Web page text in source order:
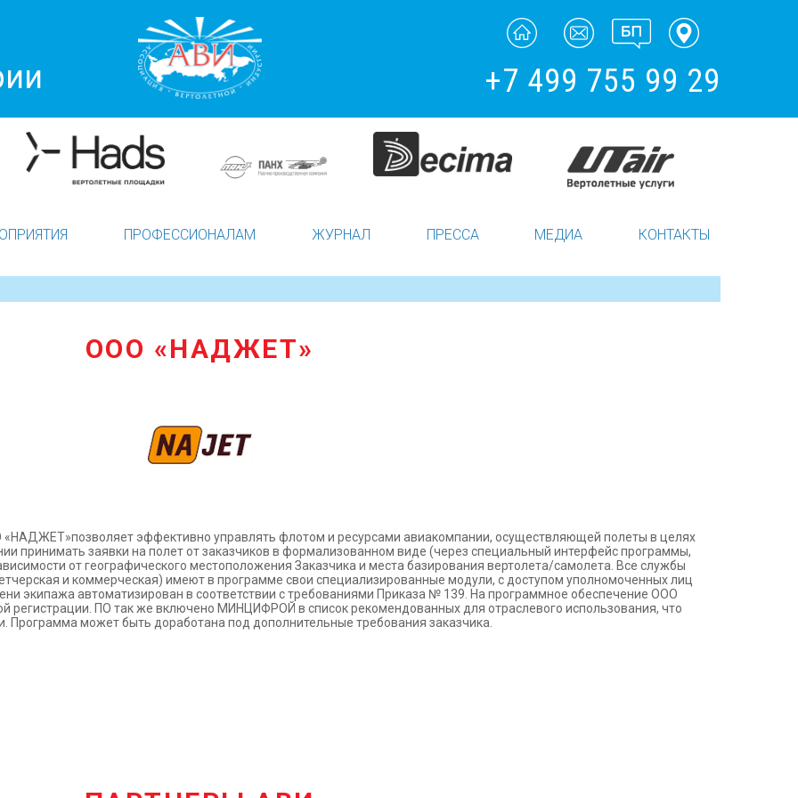
+7 499 755 99 29
ПРОФЕССИОНАЛАМ ЖУРНАЛ ПРЕССА МЕДИА КОНТАКТЫ
ООО «НАДЖЕТ»
эффективно управлять флотом и ресурсами авиакомпании, осуществляющей полеты в целях
заявки на полет от заказчиков в формализованном виде (через специальный интерфейс программы,
от географического местоположения Заказчика и места базирования вертолета/самолета. Все службы
и коммерческая) имеют в программе свои специализированные модули, с доступом уполномоченных лиц
экипажа автоматизирован в соответствии с требованиями Приказа № 139. На программное обеспечение ООО
регистрации. ПО так же включено МИНЦИФРОЙ в список рекомендованных для отраслевого использования, что
Программа может быть доработана под дополнительные требования заказчика.